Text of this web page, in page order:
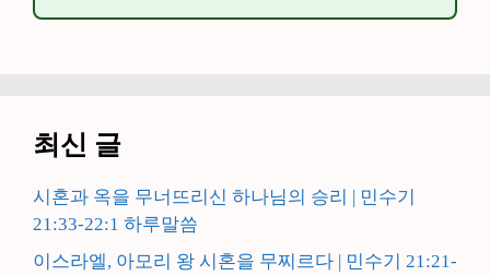
최신 글
시혼과 옥을 무너뜨리신 하나님의 승리 | 민수기
21:33-22:1 하루말씀
이스라엘, 아모리 왕 시혼을 무찌르다 | 민수기 21:21-